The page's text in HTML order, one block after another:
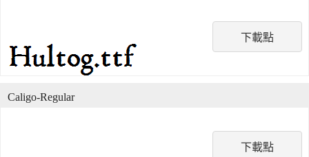
下載點
下載點
Caligo-Regular